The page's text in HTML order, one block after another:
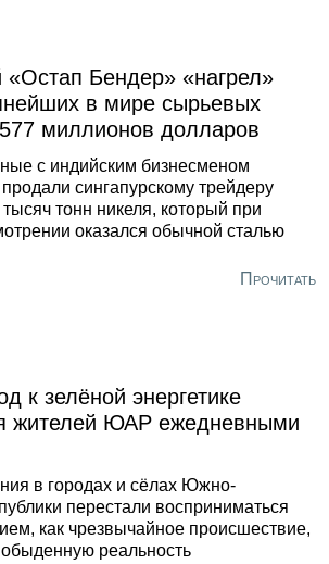
«Остап Бендер» «нагрел»
в мире сырьевых
миллионов долларов
с индийским бизнесменом
сингапурскому трейдеру
тонн никеля, который при
оказался обычной сталью
Прочитать
к зелёной энергетике
жителей ЮАР ежедневными
в городах и сёлах Южно-
перестали восприниматься
как чрезвычайное происшествие,
реальность